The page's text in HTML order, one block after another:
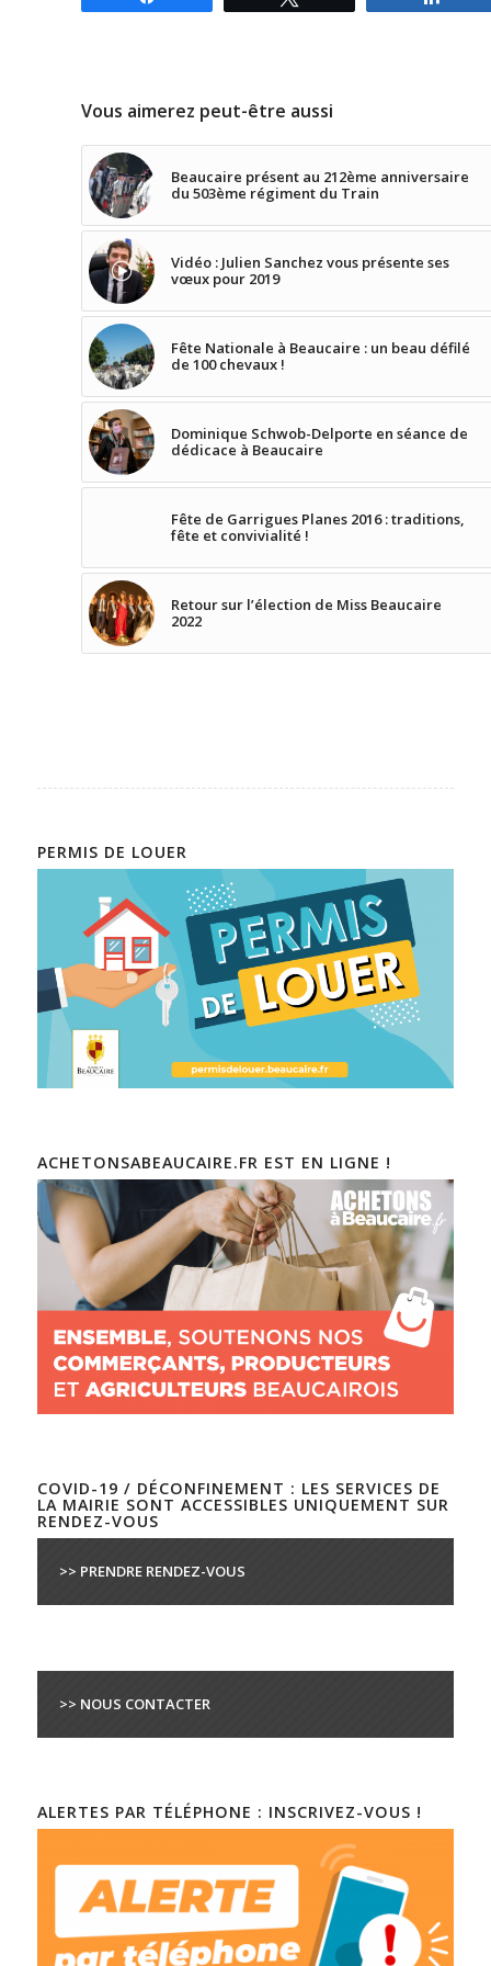
Vous aimerez peut-être aussi
Beaucaire présent au 212ème anniversaire
du 503ème régiment du Train
Vidéo : Julien Sanchez vous présente ses
vœux pour 2019
Fête Nationale à Beaucaire : un beau défilé
de 100 chevaux !
Dominique Schwob-Delporte en séance de
dédicace à Beaucaire
Fête de Garrigues Planes 2016 : traditions,
fête et convivialité !
Retour sur l’élection de Miss Beaucaire
2022
PERMIS DE LOUER
ACHETONSABEAUCAIRE.FR EST EN LIGNE !
COVID-19 / DÉCONFINEMENT : LES SERVICES DE
LA MAIRIE SONT ACCESSIBLES UNIQUEMENT SUR
RENDEZ-VOUS
>> PRENDRE RENDEZ-VOUS
>> NOUS CONTACTER
ALERTES PAR TÉLÉPHONE : INSCRIVEZ-VOUS !